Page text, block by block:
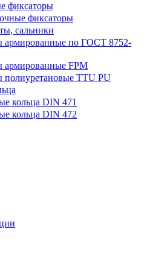
фиксаторы
фиксаторы
сальники
армированные по ГОСТ 8752-
FPM
TTU PU
кольца DIN 471
кольца DIN 472